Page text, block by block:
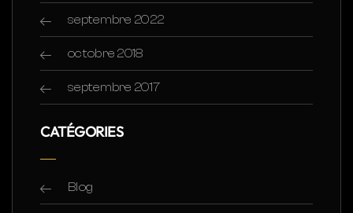
septembre 2022
octobre 2018
septembre 2017
CATÉGORIES
Blog